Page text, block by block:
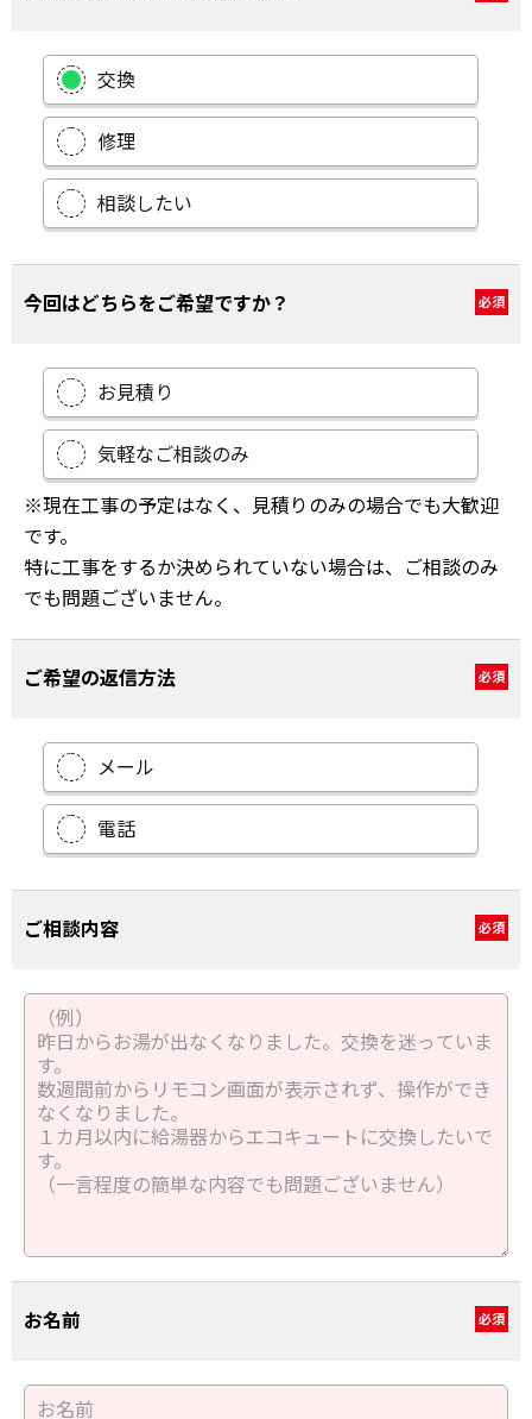
交換
修理
相談したい
今回はどちらをご希望ですか？ 必須
お見積り
気軽なご相談のみ
※現在工事の予定はなく、見積りのみの場合でも大歓迎
です。
特に工事をするか決められていない場合は、ご相談のみ
でも問題ございません。
ご希望の返信方法 必須
メール
電話
ご相談内容 必須
お名前 必須